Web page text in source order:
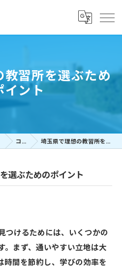
教習所を選ぶため
イント
コラム 埼玉県で理想の教習所を選ぶためのポイント
選ぶためのポイント
つけるためには、いくつかの
。まず、通いやすい立地は大
時間を節約し、学びの効率を